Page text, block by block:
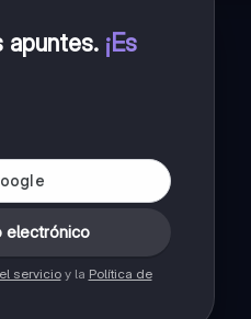
apuntes. ¡Es
electrónico
servicioy la Política de